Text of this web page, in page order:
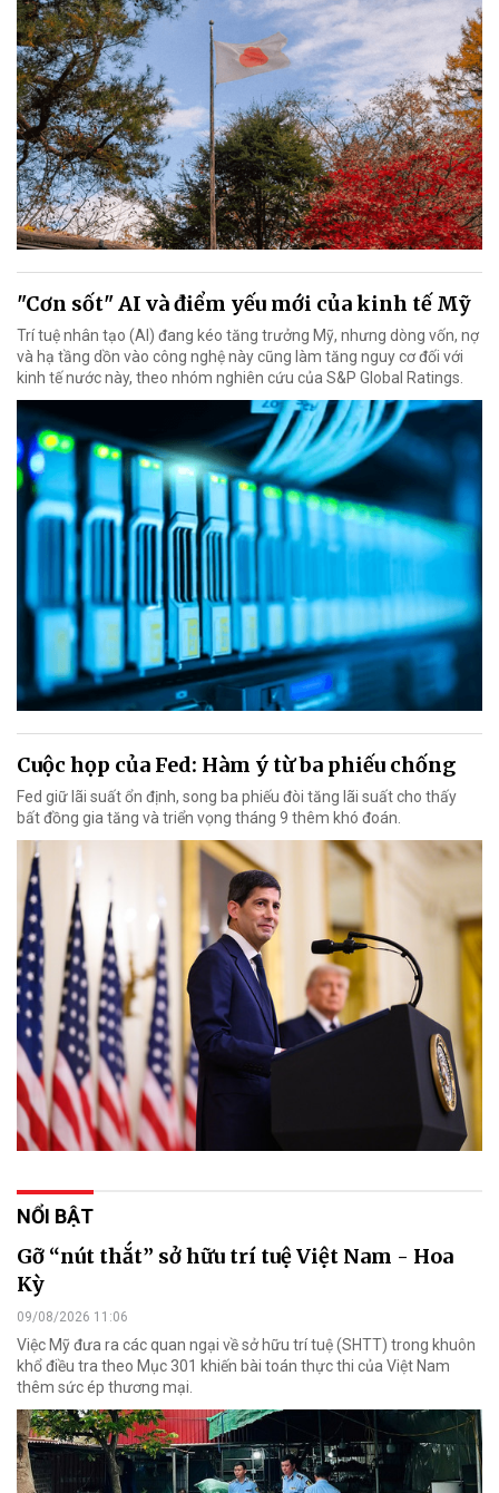
"Cơn sốt" AI và điểm yếu mới của kinh tế Mỹ
Trí tuệ nhân tạo (AI) đang kéo tăng trưởng Mỹ, nhưng dòng vốn, nợ
và hạ tầng dồn vào công nghệ này cũng làm tăng nguy cơ đối với
kinh tế nước này, theo nhóm nghiên cứu của S&P Global Ratings.
Cuộc họp của Fed: Hàm ý từ ba phiếu chống
Fed giữ lãi suất ổn định, song ba phiếu đòi tăng lãi suất cho thấy
bất đồng gia tăng và triển vọng tháng 9 thêm khó đoán.
NỔI BẬT
Gỡ “nút thắt” sở hữu trí tuệ Việt Nam - Hoa
Kỳ
09/08/2026 11:06
Việc Mỹ đưa ra các quan ngại về sở hữu trí tuệ (SHTT) trong khuôn
khổ điều tra theo Mục 301 khiến bài toán thực thi của Việt Nam
thêm sức ép thương mại.